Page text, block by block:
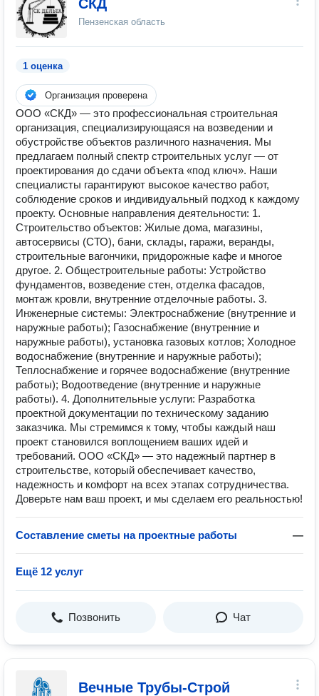
СКД
Пензенская область
1 оценка
Организация проверена
ООО «СКД» — это профессиональная строительная
организация, специализирующаяся на возведении и
обустройстве объектов различного назначения. Мы
предлагаем полный спектр строительных услуг — от
проектирования до сдачи объекта «под ключ». Наши
специалисты гарантируют высокое качество работ,
соблюдение сроков и индивидуальный подход к каждому
проекту. Основные направления деятельности: 1.
Строительство объектов: Жилые дома, магазины,
автосервисы (СТО), бани, склады, гаражи, веранды,
строительные вагончики, придорожные кафе и многое
другое. 2. Общестроительные работы: Устройство
фундаментов, возведение стен, отделка фасадов,
монтаж кровли, внутренние отделочные работы. 3.
Инженерные системы: Электроснабжение (внутренние и
наружные работы); Газоснабжение (внутренние и
наружные работы), установка газовых котлов; Холодное
водоснабжение (внутренние и наружные работы);
Теплоснабжение и горячее водоснабжение (внутренние
работы); Водоотведение (внутренние и наружные
работы). 4. Дополнительные услуги: Разработка
проектной документации по техническому заданию
заказчика. Мы стремимся к тому, чтобы каждый наш
проект становился воплощением ваших идей и
требований. ООО «СКД» — это надежный партнер в
строительстве, который обеспечивает качество,
надежность и комфорт на всех этапах сотрудничества.
Доверьте нам ваш проект, и мы сделаем его реальностью!
Составление сметы на проектные работы —
Ещё 12 услуг
Позвонить Чат
Вечные Трубы-Строй